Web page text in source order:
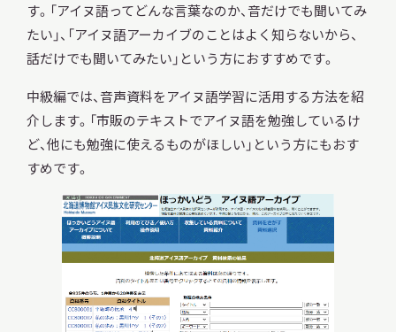
す。「アイヌ語ってどんな言葉なのか、音だけでも聞いてみ
たい」、「アイヌ語アーカイブのことはよく知らないから、
話だけでも聞いてみたい」という方におすすめです。
中級編では、音声資料をアイヌ語学習に活用する方法を紹
介します。「市販のテキストでアイヌ語を勉強しているけ
ど、他にも勉強に使えるものがほしい」という方にもおす
すめです。